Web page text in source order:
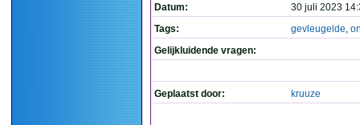
Datum:
30 juli 2023
Tags:
gevleugelde,
Gelijkluidende vragen:
Geplaatst door: kruuze